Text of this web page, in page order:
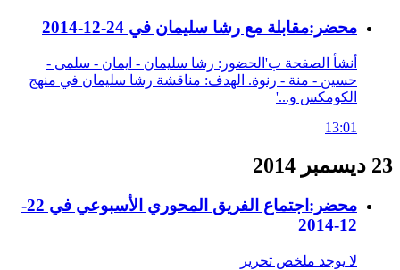
محضر:مقابلة مع رشا سليمان في 24-12-2014
أنشأ الصفحة ب'الحضور: رشا سليمان - ايمان - سلمى -
حسين - منة - رنوة. الهدف: مناقشة رشا سليمان في منهج
الكومكس و...'
13:01
23 ديسمبر 2014
محضر:اجتماع الفريق المحوري الأسبوعي في 22-
12-2014
لا يوجد ملخص تحرير